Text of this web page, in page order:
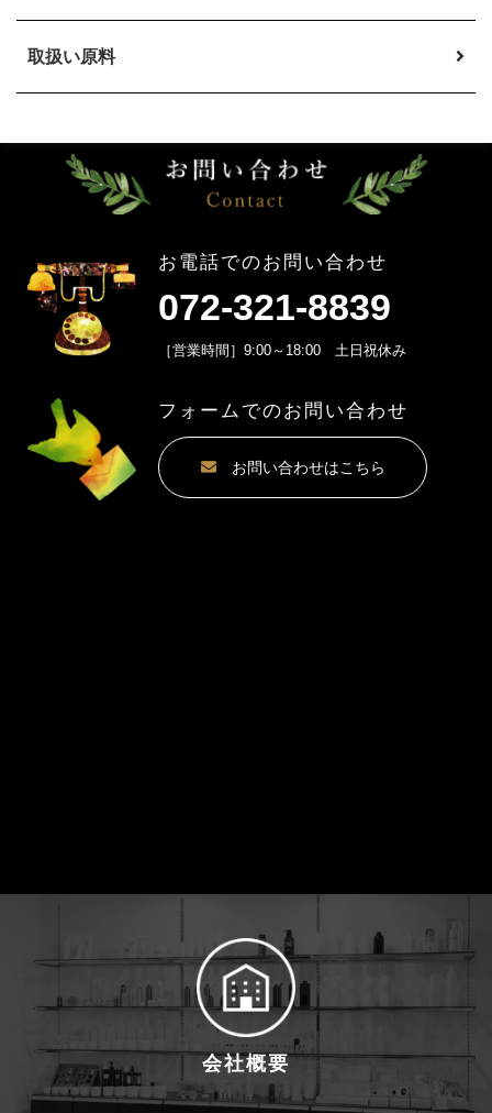
取扱い原料
お電話でのお問い合わせ
072-321-8839
［営業時間］9:00～18:00 土日祝休み
フォームでのお問い合わせ
お問い合わせはこちら
会社概要